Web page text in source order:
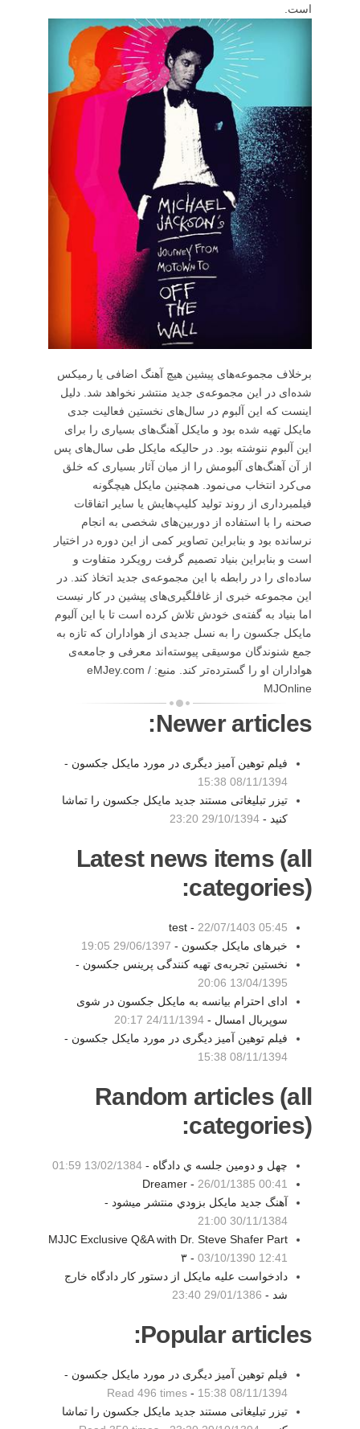
است.
برخلاف مجموعه‌های پیشین هیچ آهنگ اضافی یا رمیکس
شده‌ای در این مجموعه‌ی جدید منتشر نخواهد شد. دلیل
اینست که این آلبوم در سال‌های نخستین فعالیت جدی
مایکل تهیه شده بود و مایکل آهنگ‌های بسیاری را برای
این آلبوم ننوشته بود. در حالیکه مایکل طی سال‌های پس
از آن آهنگ‌های آلبومش را از میان آثار بسیاری که خلق
می‌کرد انتخاب می‌نمود. همچنین مایکل هیچگونه
فیلمبرداری از روند تولید کلیپ‌هایش یا سایر اتفاقات
صحنه را با استفاده از دوربین‌های شخصی به انجام
نرسانده بود و بنابراین تصاویر کمی از این دوره در اختیار
است و بنابراین بنیاد تصمیم گرفت رویکرد متفاوت و
ساده‌ای را در رابطه با این مجموعه‌ی جدید اتخاذ کند. در
این مجموعه خبری از غافلگیری‌های پیشین در کار نیست
اما بنیاد به گفته‌ی خودش تلاش کرده است تا با این آلبوم
مایکل جکسون را به نسل جدیدی از هواداران که تازه به
جمع شنوندگان موسیقی پیوسته‌اند معرفی و جامعه‌ی
هواداران او را گسترده‌تر کند. منبع: eMJey.com /
MJOnline
Newer articles:
فیلم توهین آمیز دیگری در مورد مایکل جکسون -
08/11/1394 15:38
تیزر تبلیغاتی مستند جدید مایکل جکسون را تماشا
کنید - 29/10/1394 23:20
Latest news items (all
categories):
test - 22/07/1403 05:45
خبرهای مایکل جکسون - 29/06/1397 19:05
نخستین تجربه‌ی تهیه کنندگی پرینس جکسون -
13/04/1395 20:06
ادای احترام بیانسه به مایکل جکسون در شوی
سوپربال امسال - 24/11/1394 20:17
فیلم توهین آمیز دیگری در مورد مایکل جکسون -
08/11/1394 15:38
Random articles (all
categories):
چهل و دومين جلسه ي دادگاه - 13/02/1384 01:59
Dreamer - 26/01/1385 00:41
آهنگ جديد مايكل بزودي منتشر ميشود -
30/11/1384 21:00
MJJC Exclusive Q&A with Dr. Steve Shafer Part
۳ -03/10/1390 12:41
دادخواست علیه مایکل از دستور کار دادگاه خارج
شد - 29/01/1386 23:40
Popular articles:
فیلم توهین آمیز دیگری در مورد مایکل جکسون -
08/11/1394 15:38
-
Read 496 times
تیزر تبلیغاتی مستند جدید مایکل جکسون را تماشا